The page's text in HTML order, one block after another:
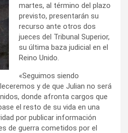
martes, al término del plazo
previsto, presentarán su
recurso ante otros dos
jueces del Tribunal Superior,
su última baza judicial en el
Reino Unido.
«Seguimos siendo
y de que Julian no será
donde afronta cargos que
el resto de su vida en una
por publicar información
de guerra cometidos por el